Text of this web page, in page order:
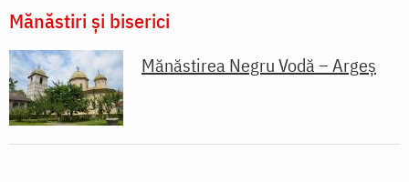
Mănăstiri și biserici
Mănăstirea Negru Vodă – Argeș